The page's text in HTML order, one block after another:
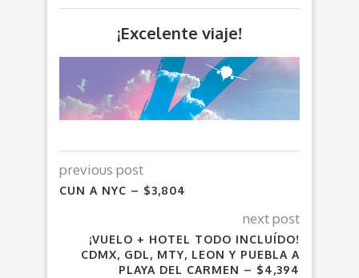
¡Excelente viaje!
previous post
CUN A NYC – $3,804
next post
¡VUELO + HOTEL TODO INCLUÍDO!
CDMX, GDL, MTY, LEON Y PUEBLA A
PLAYA DEL CARMEN – $4,394